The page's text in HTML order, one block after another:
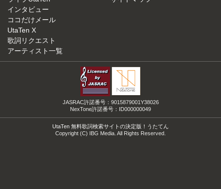
インタビュー
ココだけメール
UtaTen X
歌詞リクエスト
アーティスト一覧
JASRAC許諾番号：9015879001Y38026
NexTone許諾番号：ID000000049
UtaTen 無料歌詞検索サイトの決定版！うたてん
Copyright (C) IBG Media. All Rights Reserved.